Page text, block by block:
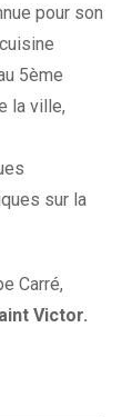
pour son
5ème
la ville,
sur la
Carré,
Victor.